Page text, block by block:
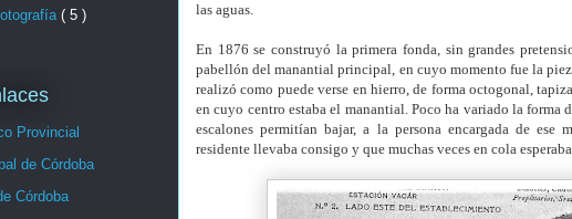
las aguas.
En 1876 se construyó la primera fonda, sin grandes
pabellón del manantial principal, en cuyo momento fue la
realizó como puede verse en hierro, de forma octogonal,
en cuyo centro estaba el manantial. Poco ha variado la forma
escalones permitían bajar, a la persona encargada de ese
residente llevaba consigo y que muchas veces en cola
( 5 )
Provincial
de Córdoba
Córdoba